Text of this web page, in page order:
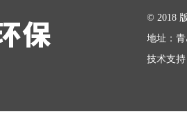
© 2018
地址：
技术支